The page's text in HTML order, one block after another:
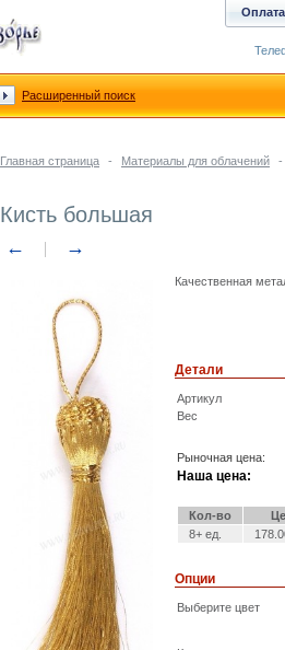
Главная страница - Материалы для облачений -
Кисть большая
← →
Качественная
Детали
Артикул
Вес
Рыночная цена:
Наша цена:
Кол-во
8+ ед.
Опции
Выберите цвет
Оплата
Расширенный поиск